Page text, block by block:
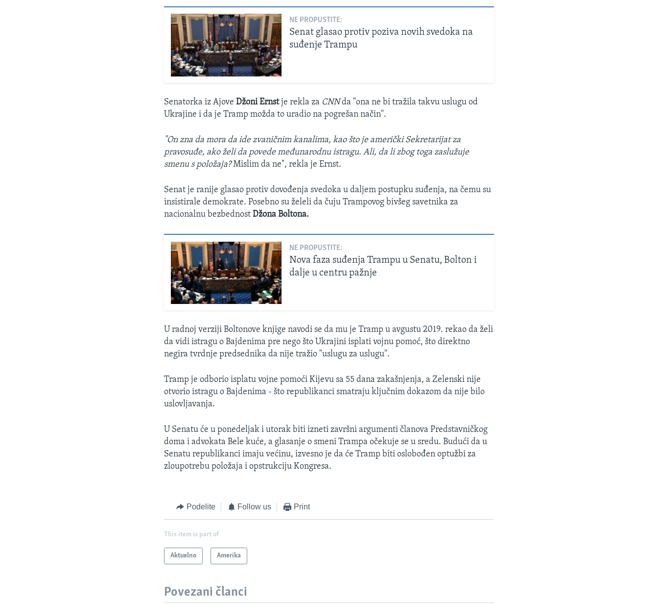
NE PROPUSTITE:
Senat glasao protiv poziva novih svedoka na
suđenje Trampu
Senatorka iz AjoveDžoni Ernstje rekla za CNNda "ona ne bi tražila takvu uslugu od
Ukrajine i da je Tramp možda to uradio na pogrešan način".
"On zna da mora da ide zvaničnim kanalima, kao što je američki Sekretarijat za
pravosuđe, ako želi da povede međunarodnu istragu. Ali, da li zbog toga zaslužuje
smenu s položaja?Mislim da ne", rekla je Ernst.
Senat je ranije glasao protiv dovođenja svedoka u daljem postupku suđenja, na čemu su
insistirale demokrate. Posebno su želeli da čuju Trampovog bivšeg savetnika za
nacionalnu bezbednostDžona Boltona.
NE PROPUSTITE:
Nova faza suđenja Trampu u Senatu, Bolton i
dalje u centru pažnje
U radnoj verziji Boltonove knjige navodi se da mu je Tramp u avgustu 2019. rekao da želi
da vidi istragu o Bajdenima pre nego što Ukrajini isplati vojnu pomoć, što direktno
negira tvrdnje predsednika da nije tražio "uslugu za uslugu".
Tramp je odborio isplatu vojne pomoći Kijevu sa 55 dana zakašnjenja, a Zelenski nije
otvorio istragu o Bajdenima - što republikanci smatraju ključnim dokazom da nije bilo
uslovljavanja.
U Senatu će u ponedeljak i utorak biti izneti završni argumenti članova Predstavničkog
doma i advokata Bele kuće, a glasanje o smeni Trampa očekuje se u sredu. Budući da u
Senatu republikanci imaju većinu, izvesno je da će Tramp biti oslobođen optužbi za
zloupotrebu položaja i opstrukciju Kongresa.
Podelite Follow us Print
This item is part of
Aktuelno Amerika
Povezani članci